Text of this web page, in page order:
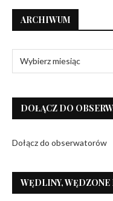
ARCHIWUM
DOŁĄCZ DO
Dołącz do obserwatorów
WĘDLINY, WĘDZONE